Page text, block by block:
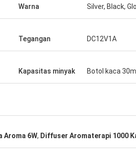
Warna Silver, Black,
Tegangan DC12V1A
Kapasitas minyak Botol kaca 30ml
Aroma 6W, Diffuser Aromaterapi 1000